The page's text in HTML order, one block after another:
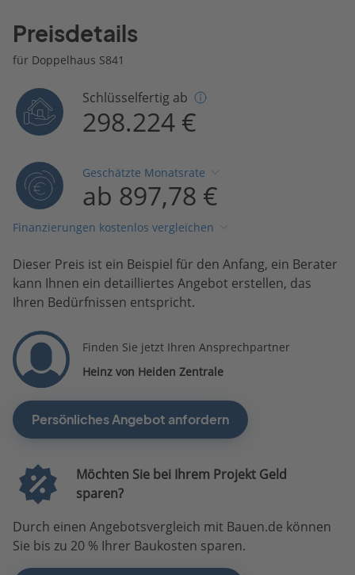
Preisdetails
für Doppelhaus S841
Schlüsselfertig ab
298.224 €
Geschätzte Monatsrate
ab 897,78 €
Finanzierungen kostenlos vergleichen
Dieser Preis ist ein Beispiel für den Anfang, ein Berater
kann Ihnen ein detailliertes Angebot erstellen, das
Ihren Bedürfnissen entspricht.
Finden Sie jetzt Ihren Ansprechpartner
Heinz von Heiden Zentrale
Persönliches Angebot anfordern
Möchten Sie bei Ihrem Projekt Geld
sparen?
Durch einen Angebotsvergleich mit Bauen.de können
Sie bis zu 20 % Ihrer Baukosten sparen.